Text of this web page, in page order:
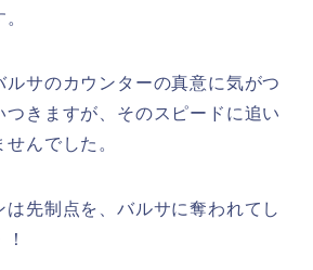
ルサのカウンターの真意に気がつ
つきますが、そのスピードに追い
んでした。
は先制点を、バルサに奪われてし